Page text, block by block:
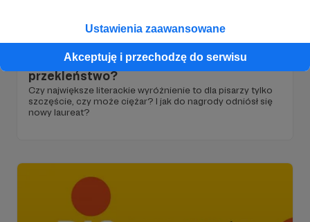
Ustawienia zaawansowane
Akceptuję i przechodzę do serwisu
Brak komentarzy
Literacki Nobel, błogosławieństwo czy
przekleństwo?
Czy największe literackie wyróżnienie to dla pisarzy tylko
szczęście, czy może ciężar? I jak do nagrody odniósł się
nowy laureat?